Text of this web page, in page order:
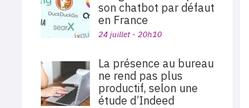
son chatbot par défaut
en France
24 juillet - 20h10
La présence au bureau
ne rend pas plus
productif, selon une
étude d’Indeed